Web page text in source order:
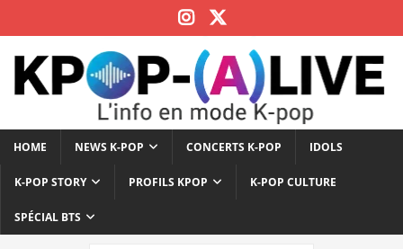
HOME NEWS K-POP CONCERTS K-POP IDOLS
K-POP STORY PROFILS KPOP K-POP CULTURE
SPÉCIAL BTS